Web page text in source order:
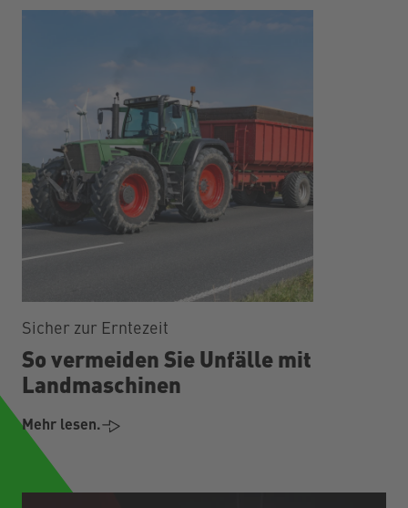
Sicher zur Erntezeit
So vermeiden Sie Unfälle mit
Landmaschinen
Mehr lesen.